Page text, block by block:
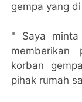
gempa yang
" Saya
memberikan
korban
pihak rumah